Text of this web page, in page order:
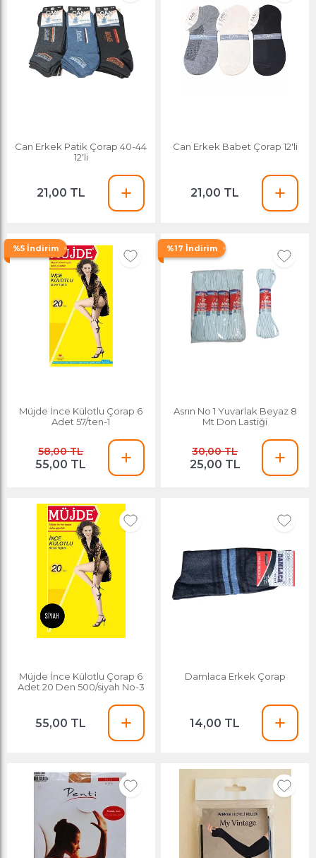
Can Erkek Patik Çorap 40-44
12'li
21,00 TL
Can Erkek Babet Çorap 12'li
21,00 TL
%5 İndirim
Müjde İnce Külotlu Çorap 6
Adet 57/ten-1
58,00 TL
55,00 TL
%17 İndirim
Asrın No 1 Yuvarlak Beyaz 8
Mt Don Lastiği
30,00 TL
25,00 TL
Müjde İnce Külotlu Çorap 6
Adet 20 Den 500/siyah No-3
55,00 TL
Damlaca Erkek Çorap
14,00 TL